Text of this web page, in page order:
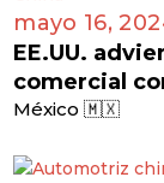
mayo 16,
EE.UU.
comercial
México 🇲🇽